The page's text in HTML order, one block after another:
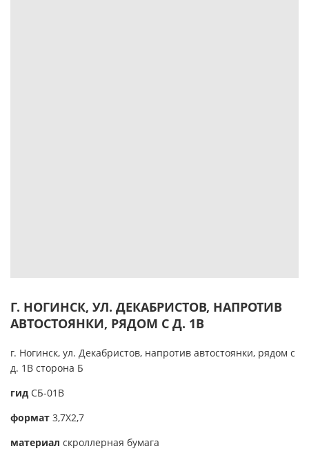
Г. НОГИНСК, УЛ. ДЕКАБРИСТОВ, НАПРОТИВ
АВТОСТОЯНКИ, РЯДОМ С Д. 1В
г. Ногинск, ул. Декабристов, напротив автостоянки, рядом с
д. 1В сторона Б
гид CБ-01В
формат 3,7Х2,7
материал скроллерная бумага